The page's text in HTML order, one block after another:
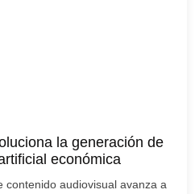
la generación de
económica
contenido audiovisual avanza a